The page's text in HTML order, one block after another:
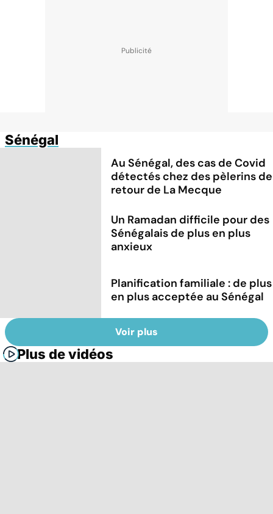
Sénégal
Au Sénégal, des cas de Covid
détectés chez des pèlerins de
retour de La Mecque
Un Ramadan difficile pour des
Sénégalais de plus en plus
anxieux
Planification familiale : de plus
en plus acceptée au Sénégal
Voir plus
Plus de vidéos